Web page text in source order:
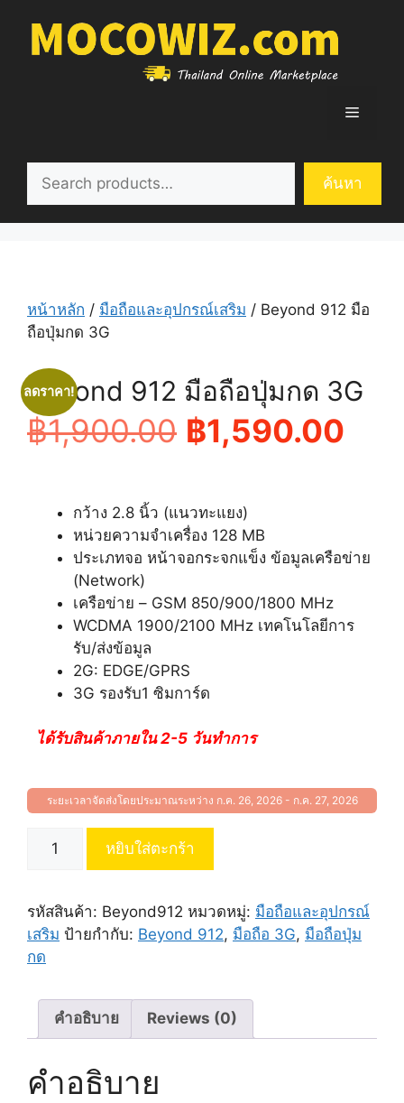
content
Menu
ค้นหา
หน้าหลัก / มือถือและอุปกรณ์เสริม / Beyond 912 มือ
ถือปุ่มกด 3G
ลดราคา!
Beyond 912 มือถือปุ่มกด 3G
฿1,900.00 Original
was:
฿1,900.00.
฿1,590.00
฿
กว้าง 2.8 นิ้ว (แนวทะแยง)
หน่วยความจำเครื่อง 128 MB
ประเภทจอ หน้าจอกระจกแข็ง ข้อมูลเครือข่าย
(Network)
เครือข่าย – GSM 850/900/1800 MHz
WCDMA 1900/2100 MHz เทคโนโลยีการ
รับ/ส่งข้อมูล
2G: EDGE/GPRS
3G รองรับ1 ซิมการ์ด
ได้รับสินค้าภายใน 2-5 วันทำการ
ระยะเวลาจัดส่งโดยประมาณระหว่าง ก.ค. 26, 2026 - ก.ค. 27, 2026
Beyond
มือ
ถือ
ปุ่ม
3G
หยิบใส่ตะกร้า
รหัสสินค้า: Beyond912 หมวดหมู่: มือถือและอุปกรณ์
เสริม ป้ายกำกับ: Beyond 912, มือถือ 3G, มือถือปุ่ม
กด
คำอธิบาย Reviews (0)
คำอธิบาย